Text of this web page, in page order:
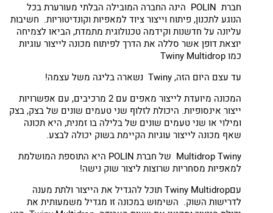
חברת POLIN הינה החברה המובילה הבלתי מעורערת בכל
הנוגע לתכנון, פיתוח וייצור ציוד למאפיות וקונדיטוריות. חשיבות
עליונה על חדשנות וקידמה טכנולוגית מתמדת, הביאו לצמיחה
יוצאת דופן אשר סללה את הדרך לפיתוח מכונה לייצור עוגיות
כמו Twiny Multidrop
עד עצם היום הזה, Twiny נשארה בליגה משל עצמה!
המכונה מיועדת לייצור מאפים עם 2 מרכיבים, עם אפשרויות
ייצור אינסופיות. היכולת לזלוף שני טעמים שונים של בצק, בצק
ומילוי או שני טעמים שונים של בלילה בו זמנית, היא תכונה
שאף מכונה לייצור עוגיות הקיימת בשוק יכולה לבצע.
Multidrop Twiny של חברת POLIN היא התוספת המושלמת
למאפיות מסחריות שרוצות ליצור שוק נישה!
עםTwiny Multidrop תוכל להגדיל את הייצור ולתת מענה
לדרישות השוק. השימוש במכונה זו מגדיל משמעותית את